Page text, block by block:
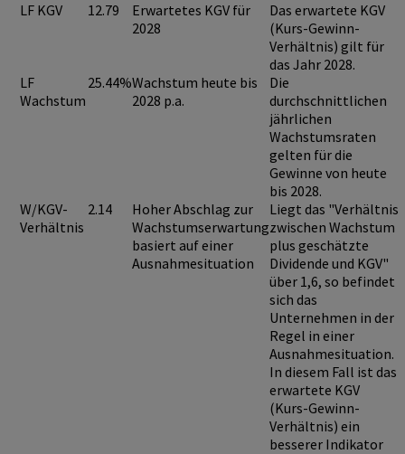
LF KGV 12.79
Erwartetes KGV für
2028
Das erwartete KGV
(Kurs-Gewinn-
Verhältnis) gilt für
das Jahr 2028.
LF
Wachstum
25.44%Wachstum heute bis
2028 p.a.
Die
durchschnittlichen
jährlichen
Wachstumsraten
gelten für die
Gewinne von heute
bis 2028.
W/KGV-
Verhältnis
2.14
Hoher Abschlag zur
Wachstumserwartung
basiert auf einer
Ausnahmesituation
Liegt das "Verhältnis
zwischen Wachstum
plus geschätzte
Dividende und KGV"
über 1,6, so befindet
sich das
Unternehmen in der
Regel in einer
Ausnahmesituation.
In diesem Fall ist das
erwartete KGV
(Kurs-Gewinn-
Verhältnis) ein
besserer Indikator